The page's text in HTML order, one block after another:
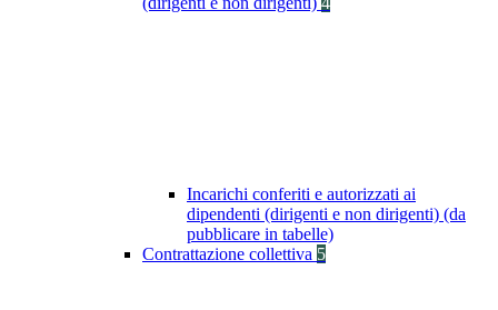
Incarichi conferiti e autorizzati ai
dipendenti (dirigenti e non dirigenti) (da
pubblicare in tabelle)
Contrattazione collettiva 5